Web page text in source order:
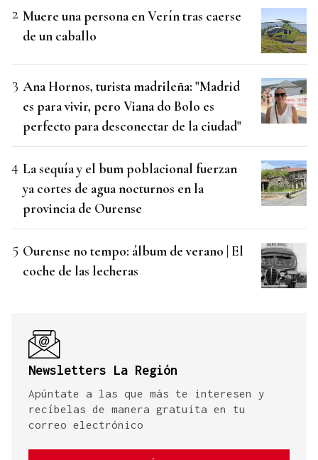
Muere una persona en Verín tras caerse
de un caballo
Ana Hornos, turista madrileña: "Madrid
es para vivir, pero Viana do Bolo es
perfecto para desconectar de la ciudad"
La sequía y el bum poblacional fuerzan
ya cortes de agua nocturnos en la
provincia de Ourense
Ourense no tempo: álbum de verano | El
coche de las lecheras
Newsletters La Región
Apúntate a las que más te interesen y
recíbelas de manera gratuita en tu
correo electrónico